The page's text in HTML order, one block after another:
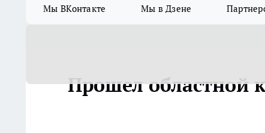
Мы ВКонтакте Мы в Дзене
Прошел областной